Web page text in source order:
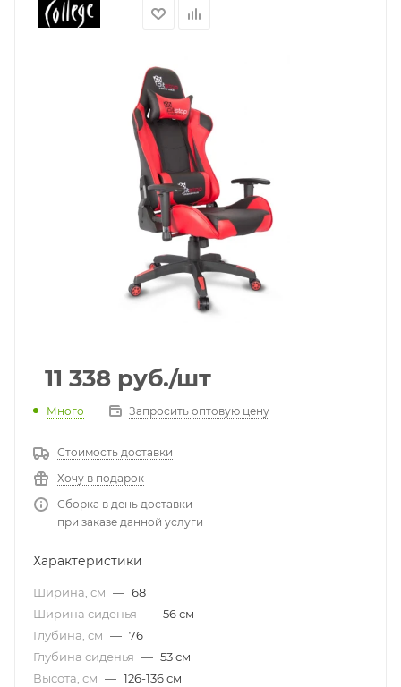
11 338 руб./шт
Много Запросить оптовую цену
Стоимость доставки
Хочу в подарок
Сборка в день доставки
при заказе данной услуги
Характеристики
Ширина, см — 68
Ширина сиденья — 56 см
Глубина, см — 76
Глубина сиденья — 53 см
Высота, см — 126-136 см